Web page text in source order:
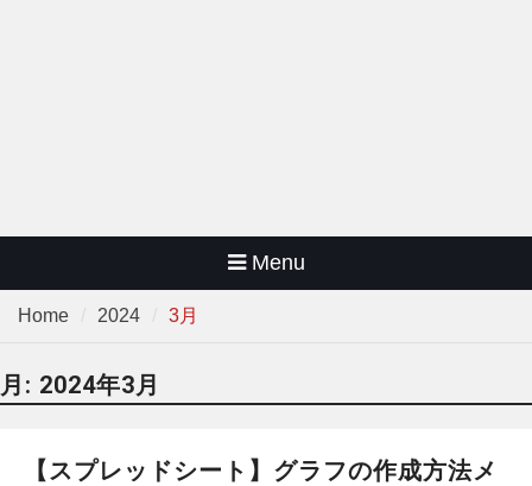
Menu
Home 2024 3月
月: 2024年3月
【スプレッドシート】グラフの作成方法メ